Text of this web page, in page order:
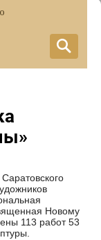
Новому
113 работ 53